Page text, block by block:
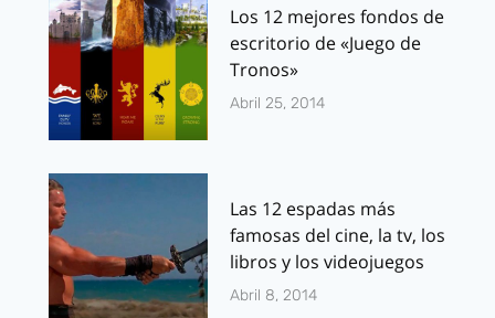
Los 12 mejores fondos de
escritorio de «Juego de
Tronos»
Abril 25, 2014
Las 12 espadas más
famosas del cine, la tv, los
libros y los videojuegos
Abril 8, 2014